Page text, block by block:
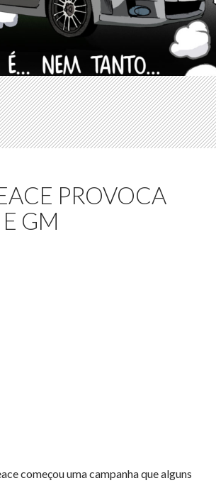
PROVOCA
GM
começou uma campanha que alguns